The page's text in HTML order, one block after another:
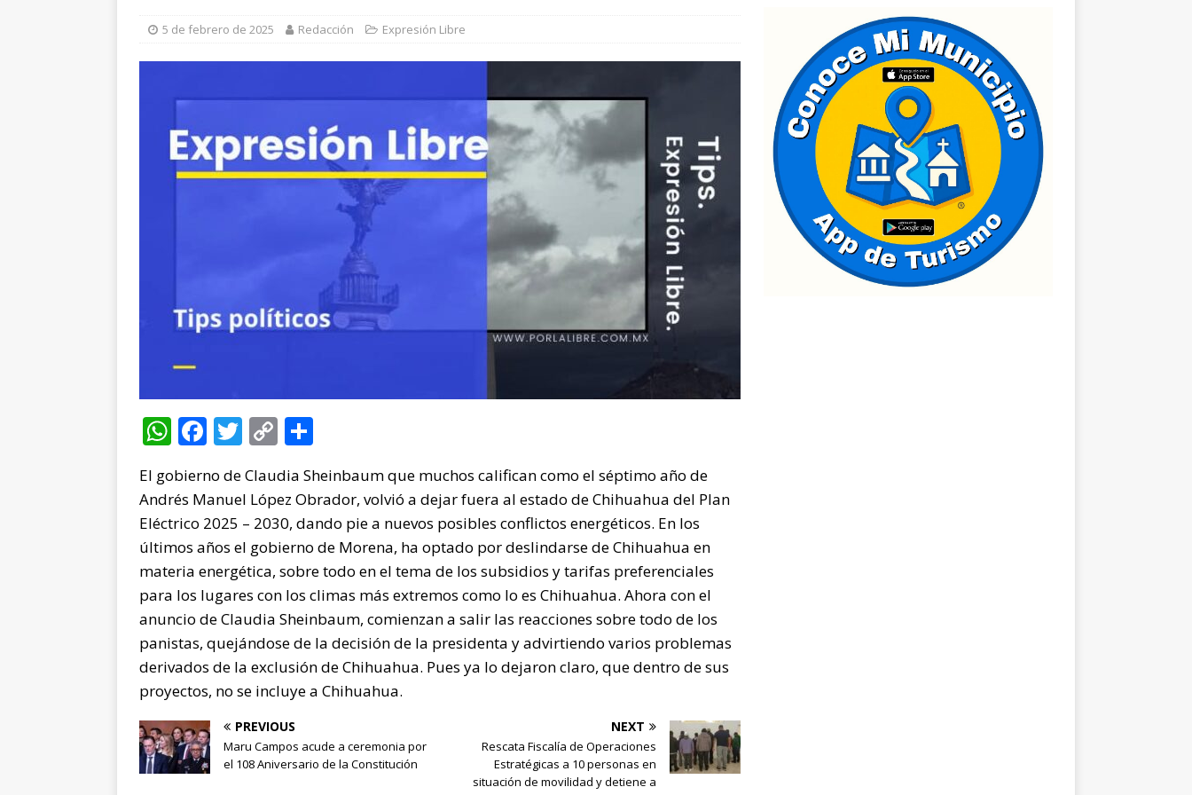
Aseguran en Aldama dos vehículos con reporte de robo
ALDAMA
[ 5 de agosto de 2026 ] Inauguran quinta edición de Conectando Generaciones ESTATAL
5 de febrero de 2025 Redacción Expresión Libre
W
at
s
A
p
p
F
c
e
b
o
o
k
T
it
te
r
C
p
y
Li
n
k
m
p
ar
ti
r
El gobierno de Claudia Sheinbaum que muchos califican como el séptimo año de
Andrés Manuel López Obrador, volvió a dejar fuera al estado de Chihuahua del Plan
Eléctrico 2025 – 2030, dando pie a nuevos posibles conflictos energéticos. En los
últimos años el gobierno de Morena, ha optado por deslindarse de Chihuahua en
materia energética, sobre todo en el tema de los subsidios y tarifas preferenciales
para los lugares con los climas más extremos como lo es Chihuahua. Ahora con el
anuncio de Claudia Sheinbaum, comienzan a salir las reacciones sobre todo de los
panistas, quejándose de la decisión de la presidenta y advirtiendo varios problemas
derivados de la exclusión de Chihuahua. Pues ya lo dejaron claro, que dentro de sus
proyectos, no se incluye a Chihuahua.
PREVIOUS
Maru Campos acude a ceremonia por
el 108 Aniversario de la Constitución
NEXT
Rescata Fiscalía de Operaciones
Estratégicas a 10 personas en
situación de movilidad y detiene a